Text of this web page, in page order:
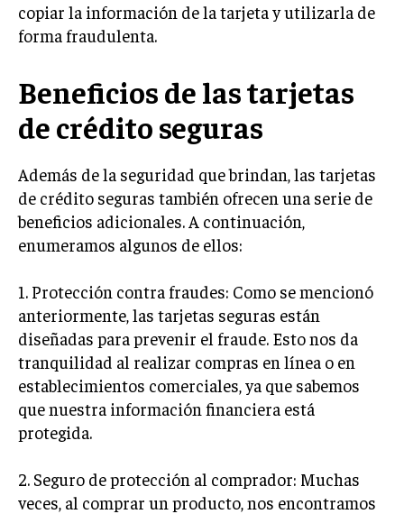
copiar la información de la tarjeta y utilizarla de
forma fraudulenta.
Beneficios de las tarjetas
de crédito seguras
Además de la seguridad que brindan, las tarjetas
de crédito seguras también ofrecen una serie de
beneficios adicionales. A continuación,
enumeramos algunos de ellos:
1. Protección contra fraudes: Como se mencionó
anteriormente, las tarjetas seguras están
diseñadas para prevenir el fraude. Esto nos da
tranquilidad al realizar compras en línea o en
establecimientos comerciales, ya que sabemos
que nuestra información financiera está
protegida.
2. Seguro de protección al comprador: Muchas
veces, al comprar un producto, nos encontramos